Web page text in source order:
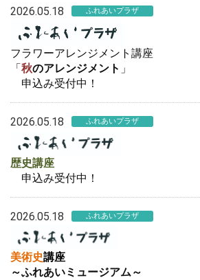
2026.05.18 ふれあいプラザ
フラワーアレンジメント講座
「 秋のアレンジメント 」
申込み受付中！
2026.05.18 ふれあいプラザ
歴史講座
申込み受付中！
2026.05.18 ふれあいプラザ
美術史講座
～ふれあいミュージアム～